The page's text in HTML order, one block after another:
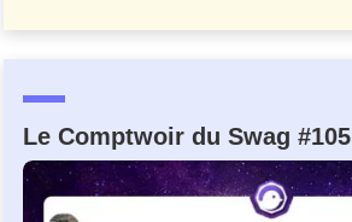
Le Comptwoir du Swag #105